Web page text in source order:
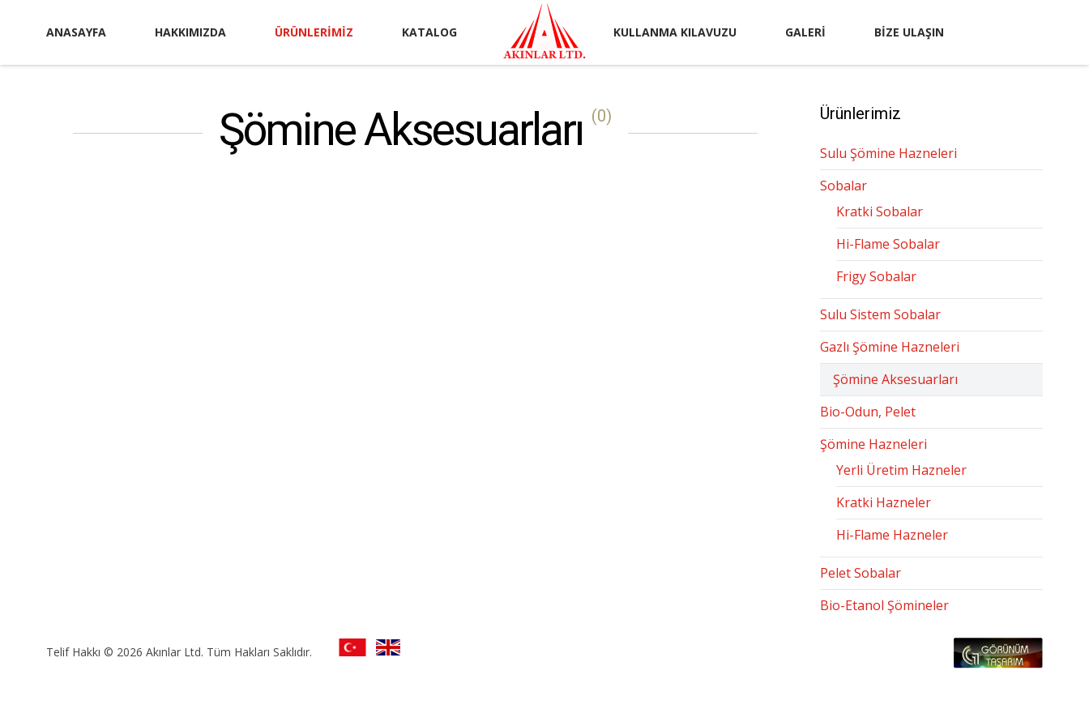
ANASAYFA HAKKIMIZDA ÜRÜNLERIMIZ KATALOG KULLANMA KILAVUZU GALERI BIZE ULAŞIN
Şömine Aksesuarları (0) Ürünlerimiz
Sulu Şömine Hazneleri
Sobalar
Kratki Sobalar
Hi-Flame Sobalar
Frigy Sobalar
Sulu Sistem Sobalar
Gazlı Şömine Hazneleri
Şömine Aksesuarları
Bio-Odun, Pelet
Şömine Hazneleri
Yerli Üretim Hazneler
Kratki Hazneler
Hi-Flame Hazneler
Pelet Sobalar
Bio-Etanol Şömineler
Telif Hakkı © 2026 Akınlar Ltd. Tüm Hakları Saklıdır.